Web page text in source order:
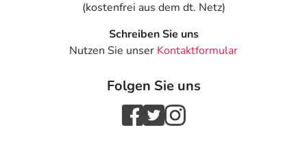
(kostenfrei aus dem dt. Netz)
Schreiben Sie uns
Nutzen Sie unser Kontaktformular
Folgen Sie uns